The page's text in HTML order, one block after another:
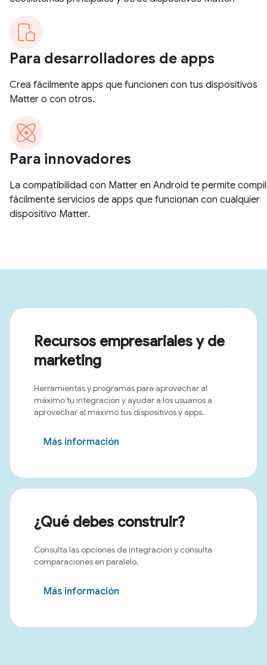
Recursos empresariales y de
marketing
Herramientas y programas para aprovechar al
máximo tu integración y ayudar a los usuarios a
aprovechar al máximo tus dispositivos y apps.
Más información
¿Qué debes construir?
Consulta las opciones de integración y consulta
comparaciones en paralelo.
Más información